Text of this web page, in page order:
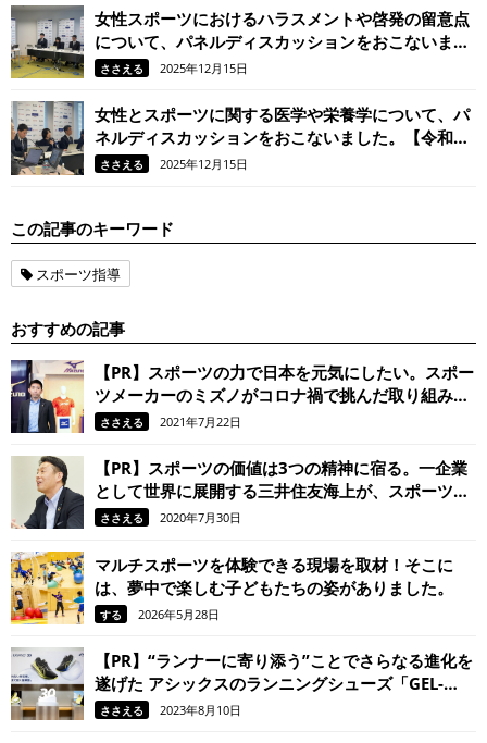
女性スポーツにおけるハラスメントや啓発の留意点
について、パネルディスカッションをおこないまし
た。【令和6年度女性スポーツサポート研修会/後
ささえる 2025年12月15日
女性とスポーツに関する医学や栄養学について、パ
ネルディスカッションをおこないました。【令和6
年度女性スポーツサポート研修会/前編】
ささえる 2025年12月15日
この記事のキーワード
スポーツ指導
おすすめの記事
【PR】スポーツの力で日本を元気にしたい。スポー
ツメーカーのミズノがコロナ禍で挑んだ取り組みと
はささえる 2021年7月22日
【PR】スポーツの価値は3つの精神に宿る。一企業
として世界に展開する三井住友海上が、スポーツ振
興に力を入れる理由
ささえる 2020年7月30日
マルチスポーツを体験できる現場を取材！そこに
は、夢中で楽しむ子どもたちの姿がありました。
する 2026年5月28日
【PR】“ランナーに寄り添う”ことでさらなる進化を
遂げた アシックスのランニングシューズ「GEL-
KAYANO 30」。 履けばきっと、走るのがもっと楽
ささえる 2023年8月10日